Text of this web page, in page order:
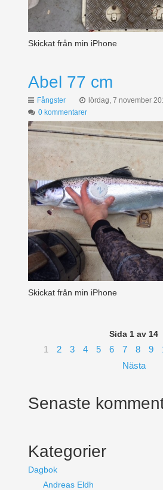
Skickat från min iPhone
Abel 77 cm
Fångster
lördag, 7 november
0 kommentarer
Skickat från min iPhone
Sida 1 av 14
1 2 3 4 5 6 7 8 9
Nästa
Senaste
Kategorier
Dagbok
Andreas Eldh